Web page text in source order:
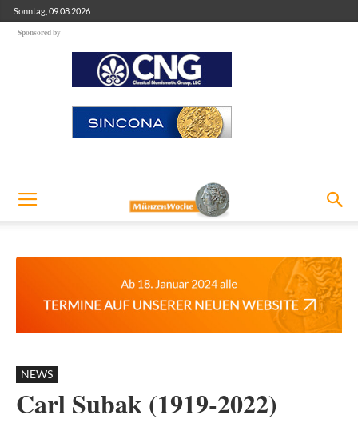
Sonntag, 09.08.2026
Sponsored by
NEWS
Carl Subak (1919-2022)